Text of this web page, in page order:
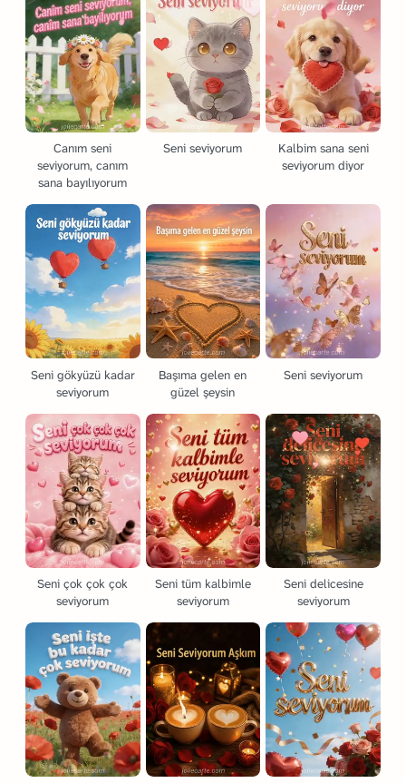
Canım seni
seviyorum, canım
sana bayılıyorum
Seni seviyorum
Kalbim sana seni
seviyorum diyor
Seni gökyüzü kadar
seviyorum
Başıma gelen en
güzel şeysin
Seni seviyorum
Seni çok çok çok
seviyorum
Seni tüm kalbimle
seviyorum
Seni delicesine
seviyorum